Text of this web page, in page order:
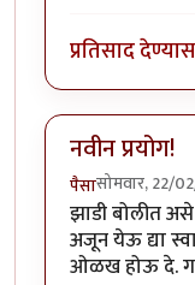
प्रतिसाद
नवीन प्रयोग!
पैसासोमवार, 22/
झाडी बोलीत
अजून येऊ द्या
ओळख होऊ दे.